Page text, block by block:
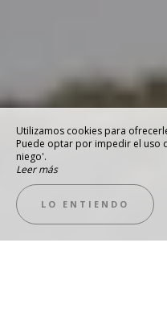
Utilizamos cookies para
Puede optar por impedir el uso
niego'.
Leer más
LO ENTIENDO